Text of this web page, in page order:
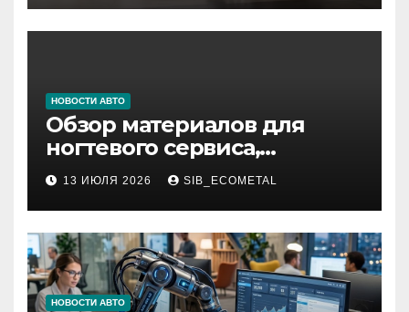
НОВОСТИ АВТО
Обзор материалов для
ногтевого сервиса,
наращивания ресниц и
депиляции
13 ИЮЛЯ 2026 SIB_ECOMETAL
НОВОСТИ АВТО